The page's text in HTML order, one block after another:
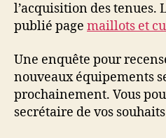
l’acquisition des tenues.
publié page maillots et
Une enquête pour
nouveaux équipements
prochainement. Vous
secrétaire de vos